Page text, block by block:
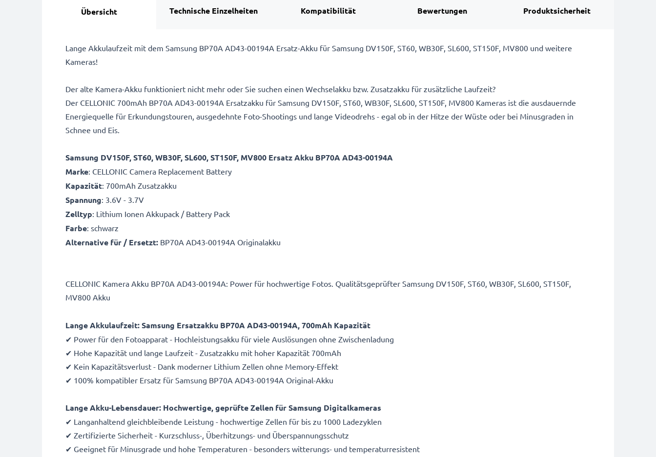
Übersicht Technische Einzelheiten Kompatibilität Bewertungen Produktsicherheit
Lange Akkulaufzeit mit dem Samsung BP70A AD43-00194A Ersatz-Akku für Samsung DV150F, ST60, WB30F, SL600, ST150F, MV800 und weitere
Kameras!
Der alte Kamera-Akku funktioniert nicht mehr oder Sie suchen einen Wechselakku bzw. Zusatzakku für zusätzliche Laufzeit?
Der CELLONIC 700mAh BP70A AD43-00194A Ersatzakku für Samsung DV150F, ST60, WB30F, SL600, ST150F, MV800 Kameras ist die ausdauernde
Energiequelle für Erkundungstouren, ausgedehnte Foto-Shootings und lange Videodrehs - egal ob in der Hitze der Wüste oder bei Minusgraden in
Schnee und Eis.
Samsung DV150F, ST60, WB30F, SL600, ST150F, MV800 Ersatz Akku BP70A AD43-00194A
Marke: CELLONIC Camera Replacement Battery
Kapazität: 700mAh Zusatzakku
Spannung: 3.6V - 3.7V
Zelltyp: Lithium Ionen Akkupack / Battery Pack
Farbe: schwarz
Alternative für / Ersetzt: BP70A AD43-00194A Originalakku
CELLONIC Kamera Akku BP70A AD43-00194A: Power für hochwertige Fotos. Qualitätsgeprüfter Samsung DV150F, ST60, WB30F, SL600, ST150F,
MV800 Akku
Lange Akkulaufzeit: Samsung Ersatzakku BP70A AD43-00194A, 700mAh Kapazität
✔ Power für den Fotoapparat - Hochleistungsakku für viele Auslösungen ohne Zwischenladung
✔ Hohe Kapazität und lange Laufzeit - Zusatzakku mit hoher Kapazität 700mAh
✔ Kein Kapazitätsverlust - Dank moderner Lithium Zellen ohne Memory-Effekt
✔ 100% kompatibler Ersatz für Samsung BP70A AD43-00194A Original-Akku
Lange Akku-Lebensdauer: Hochwertige, geprüfte Zellen für Samsung Digitalkameras
✔ Langanhaltend gleichbleibende Leistung - hochwertige Zellen für bis zu 1000 Ladezyklen
✔ Zertifizierte Sicherheit - Kurzschluss-, Überhitzungs- und Überspannungsschutz
✔ Geeignet für Minusgrade und hohe Temperaturen - besonders witterungs- und temperaturresistent